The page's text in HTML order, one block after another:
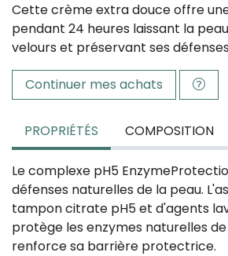
Cette crème extra douce offre
pendant 24 heures laissant la
velours et préservant ses
Continuer mes achats
PROPRIÉTÉS COMPOSITION
Le complexe pH5
défenses naturelles de la peau.
tampon citrate pH5 et d'agents
protège les enzymes naturelles
renforce sa barrière protectrice.